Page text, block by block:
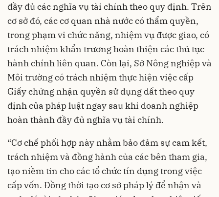
đầy đủ các nghĩa vụ tài chính theo quy định. Trên
cơ sở đó, các cơ quan nhà nước có thẩm quyền,
trong phạm vi chức năng, nhiệm vụ được giao, có
trách nhiệm khẩn trương hoàn thiện các thủ tục
hành chính liên quan. Còn lại, Sở Nông nghiệp và
Môi trường có trách nhiệm thực hiện việc cấp
Giấy chứng nhận quyền sử dụng đất theo quy
định của pháp luật ngay sau khi doanh nghiệp
hoàn thành đầy đủ nghĩa vụ tài chính.
“Cơ chế phối hợp này nhằm bảo đảm sự cam kết,
trách nhiệm và đồng hành của các bên tham gia,
tạo niềm tin cho các tổ chức tín dụng trong việc
cấp vốn. Đồng thời tạo cơ sở pháp lý để nhận và